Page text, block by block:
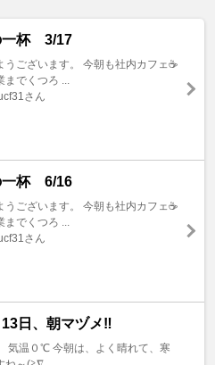
一杯 3/17
うございます。 今朝も社内カフェ☕️
までくつろ ...
さん
一杯 6/16
うございます。 今朝も社内カフェ☕️
までくつろ ...
さん
13日、朝マヅメ‼️
気温０℃ 今朝は、よく晴れて、寒